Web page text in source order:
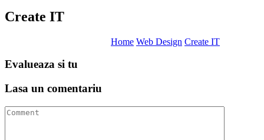
Create IT
Home Web Design Create IT
Evalueaza si tu
Lasa un comentariu